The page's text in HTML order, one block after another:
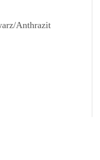
Anthrazit